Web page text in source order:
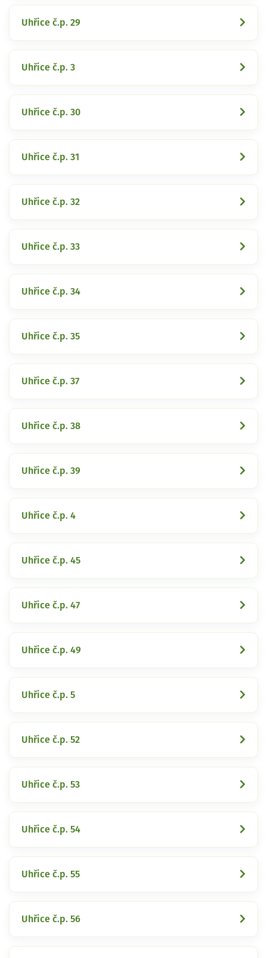
Uhřice č.p. 29
Uhřice č.p. 3
Uhřice č.p. 30
Uhřice č.p. 31
Uhřice č.p. 32
Uhřice č.p. 33
Uhřice č.p. 34
Uhřice č.p. 35
Uhřice č.p. 37
Uhřice č.p. 38
Uhřice č.p. 39
Uhřice č.p. 4
Uhřice č.p. 45
Uhřice č.p. 47
Uhřice č.p. 49
Uhřice č.p. 5
Uhřice č.p. 52
Uhřice č.p. 53
Uhřice č.p. 54
Uhřice č.p. 55
Uhřice č.p. 56